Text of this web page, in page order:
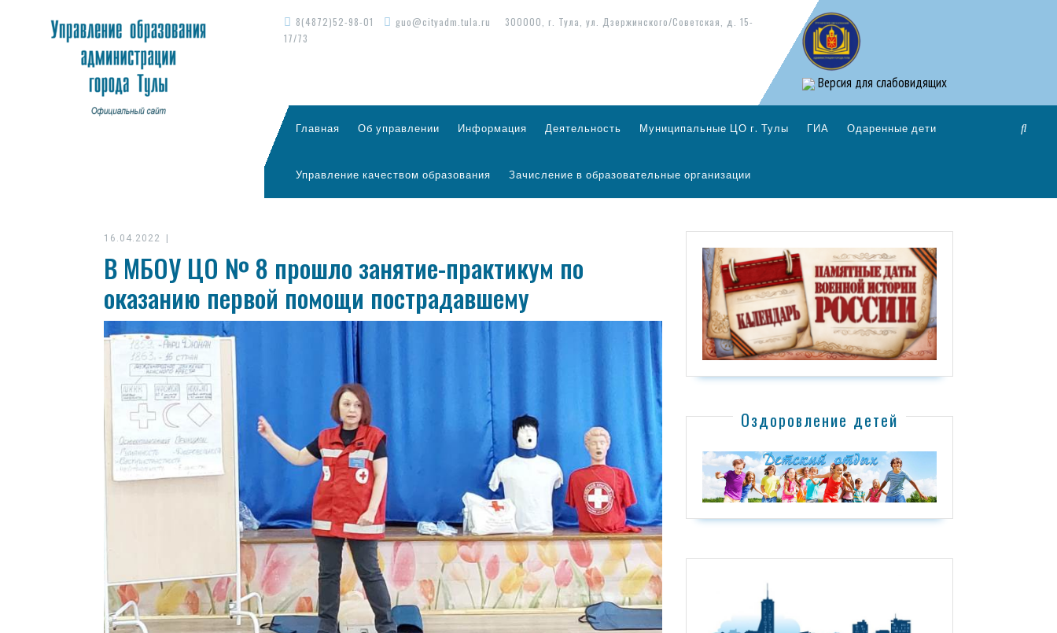
8(4872)52-98-01 guo@cityadm.tula.ru
300000, г. Тула, ул. Дзержинского/Советская, д. 15-
17/73
Версия для слабовидящих
Главная Об управлении Информация Деятельность Муниципальные ЦО г. Тулы ГИА Одаренные дети
Управление качеством образования Зачисление в образовательные организации
16.04.2022
В МБОУ ЦО № 8 прошло занятие-практикум по
оказанию первой помощи пострадавшему
Оздоровление детей